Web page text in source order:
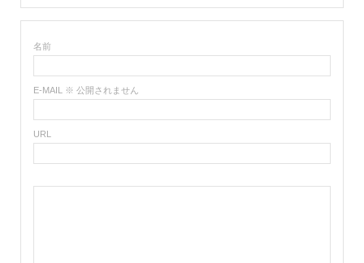
名前
E-MAIL ※ 公開されません
URL